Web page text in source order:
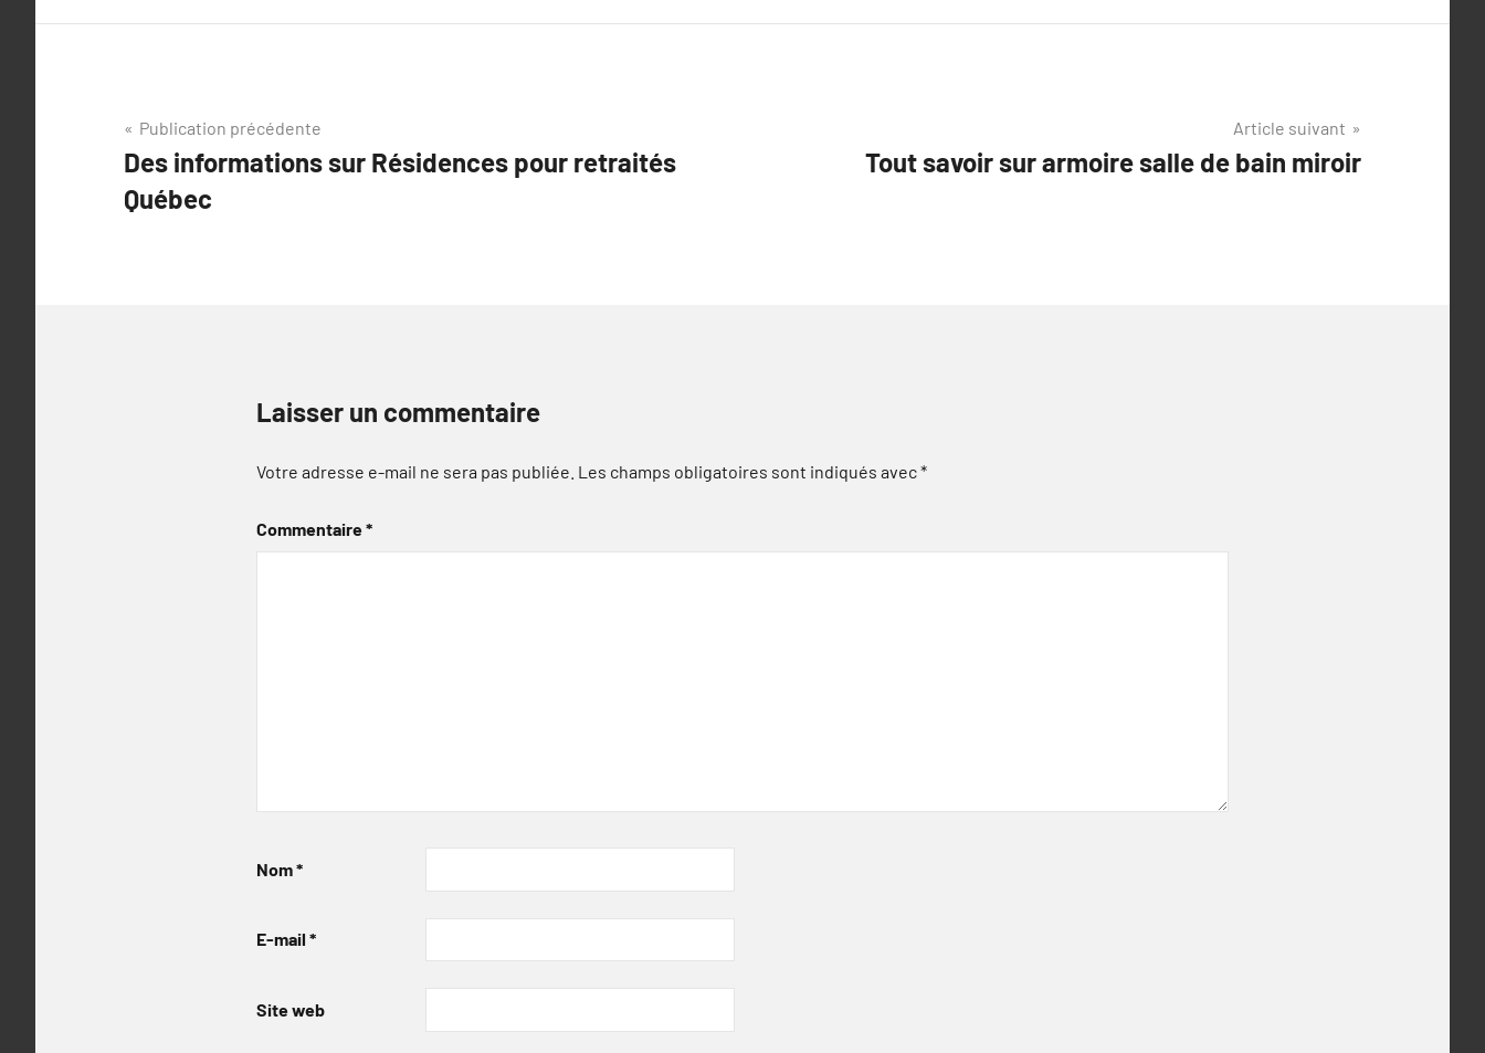
Navigation
de
l’article
Publication précédente
Des informations sur Résidences pour retraités
Québec
Article suivant
Tout savoir sur armoire salle de bain miroir
Laisser un commentaire
Votre adresse e-mail ne sera pas publiée. Les champs obligatoires sont indiqués avec*
Commentaire*
Nom*
E-mail *
Site web